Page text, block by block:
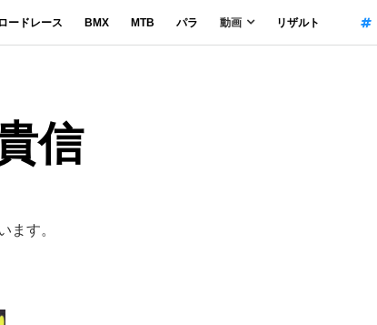
ロードレース BMX MTB パラ 動画 リザルト
信
ます。